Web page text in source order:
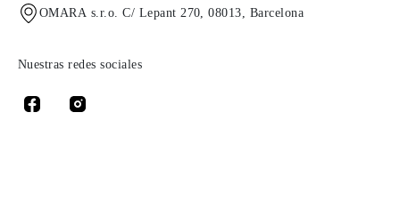
OMARA s.r.o. C/ Lepant 270, 08013, Barcelona
Nuestras redes sociales